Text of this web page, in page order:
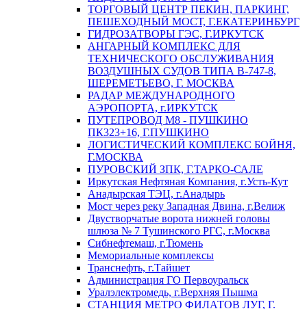
ТОРГОВЫЙ ЦЕНТР ПЕКИН, ПАРКИНГ,
ПЕШЕХОДНЫЙ МОСТ, Г.ЕКАТЕРИНБУРГ
ГИДРОЗАТВОРЫ ГЭС, Г.ИРКУТСК
АНГАРНЫЙ КОМПЛЕКС ДЛЯ
ТЕХНИЧЕСКОГО ОБСЛУЖИВАНИЯ
ВОЗДУШНЫХ СУДОВ ТИПА В-747-8,
ШЕРЕМЕТЬЕВО, Г. МОСКВА
РАДАР МЕЖДУНАРОДНОГО
АЭРОПОРТА, г.ИРКУТСК
ПУТЕПРОВОД М8 - ПУШКИНО
ПК323+16, Г.ПУШКИНО
ЛОГИСТИЧЕСКИЙ КОМПЛЕКС БОЙНЯ,
Г.МОСКВА
ПУРОВСКИЙ ЗПК, Г.ТАРКО-САЛЕ
Иркутская Нефтяная Компания, г.Усть-Кут
Анадырская ТЭЦ, г.Анадырь
Мост через реку Западная Двина, г.Велиж
Двустворчатые ворота нижней головы
шлюза № 7 Тушинского РГС, г.Москва
Сибнефтемаш, г.Тюмень
Мемориальные комплексы
Транснефть, г.Тайшет
Администрация ГО Первоуральск
Уралэлектромедь, г.Верхняя Пышма
СТАНЦИЯ МЕТРО ФИЛАТОВ ЛУГ, Г.